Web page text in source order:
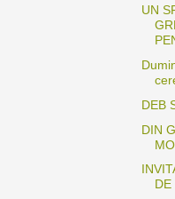
UN
DEB
DIN
DE